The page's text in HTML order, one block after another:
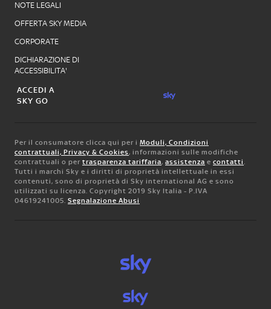
NOTE LEGALI
OFFERTA SKY MEDIA
CORPORATE
DICHIARAZIONE DI
ACCESSIBILITA'
ACCEDI A
SKY GO
Per il consumatore clicca qui per i Moduli, Condizioni
contrattuali, Privacy & Cookies, informazioni sulle modifiche
contrattuali o per trasparenza tariffaria, assistenza e contatti.
Tutti i marchi Sky e i diritti di proprietà intellettuale in essi
contenuti, sono di proprietà di Sky international AG e sono
utilizzati su licenza. Copyright 2019 Sky Italia - P.IVA
04619241005. Segnalazione Abusi